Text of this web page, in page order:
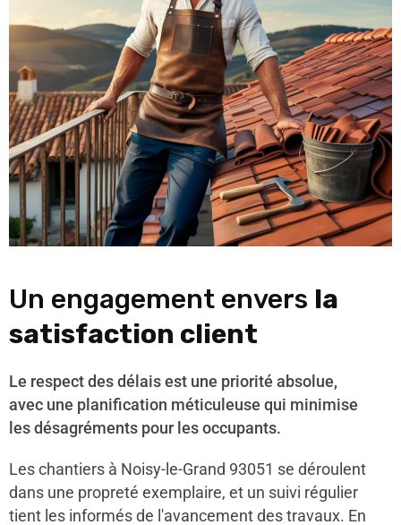
Un engagement envers la
satisfaction client
Le respect des délais est une priorité absolue,
avec une planification méticuleuse qui minimise
les désagréments pour les occupants.
Les chantiers à Noisy-le-Grand 93051 se déroulent
dans une propreté exemplaire, et un suivi régulier
tient les informés de l'avancement des travaux. En